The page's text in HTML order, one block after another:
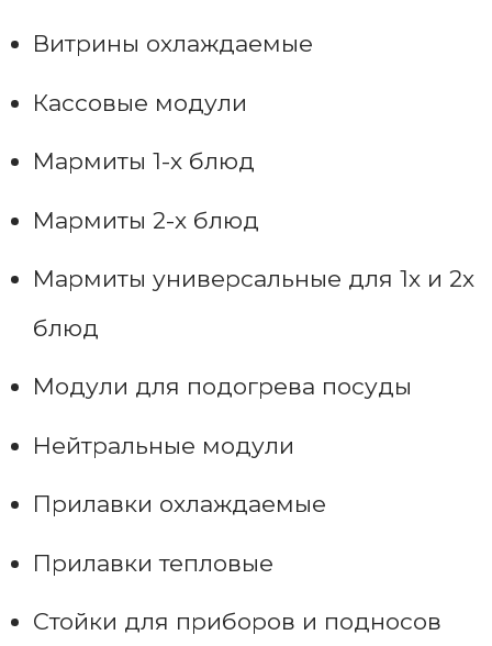
Витрины охлаждаемые
Кассовые модули
Мармиты 1-х блюд
Мармиты 2-х блюд
Мармиты универсальные для 1х и 2х
блюд
Модули для подогрева посуды
Нейтральные модули
Прилавки охлаждаемые
Прилавки тепловые
Стойки для приборов и подносов